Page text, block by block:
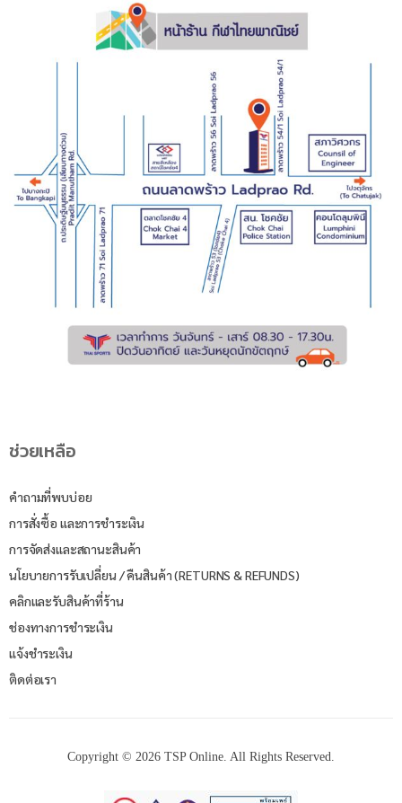
ช่วยเหลือ
คำถามที่พบบ่อย
การสั่งซื้อ และการชำระเงิน
การจัดส่งและสถานะสินค้า
นโยบายการรับเปลี่ยน / คืนสินค้า (RETURNS & REFUNDS)
คลิกและรับสินค้าที่ร้าน
ช่องทางการชำระเงิน
แจ้งชำระเงิน
ติดต่อเรา
Copyright © 2026 TSP Online. All Rights Reserved.